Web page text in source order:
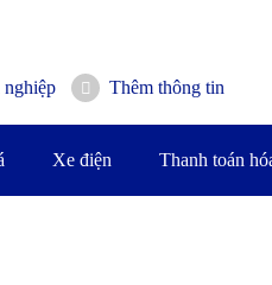
nghiệp Thêm thông tin
Xe điện Thanh toán